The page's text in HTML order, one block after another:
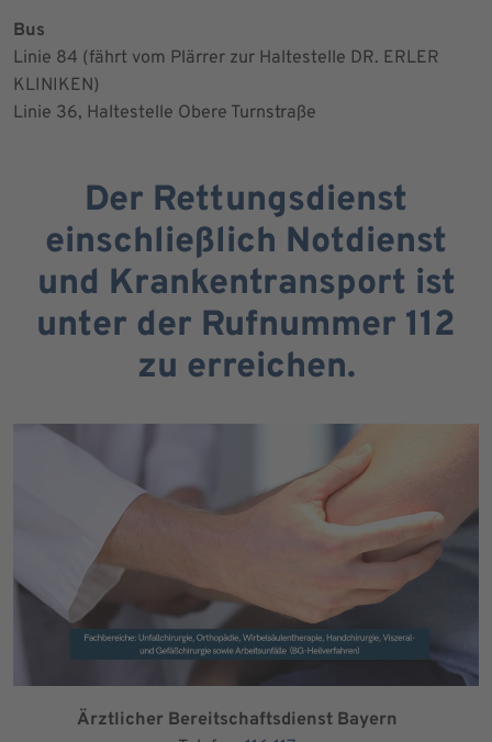
Bus
Linie 84 (fährt vom Plärrer zur Haltestelle DR. ERLER
KLINIKEN)
Linie 36, Haltestelle Obere Turnstraße
Der Rettungsdienst
einschließlich Notdienst
und Krankentransport ist
unter der Rufnummer 112
zu erreichen.
Ärztlicher Bereitschaftsdienst Bayern